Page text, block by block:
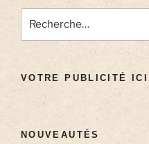
VOTRE PUBLICITÉ ICI
NOUVEAUTÉS